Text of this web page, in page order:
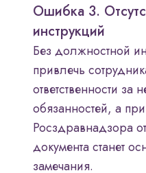
Ошибка 3.
инструкций
Без должностной
привлечь
ответственности за
обязанностей, а
Росздравнадзора
документа станет
замечания.